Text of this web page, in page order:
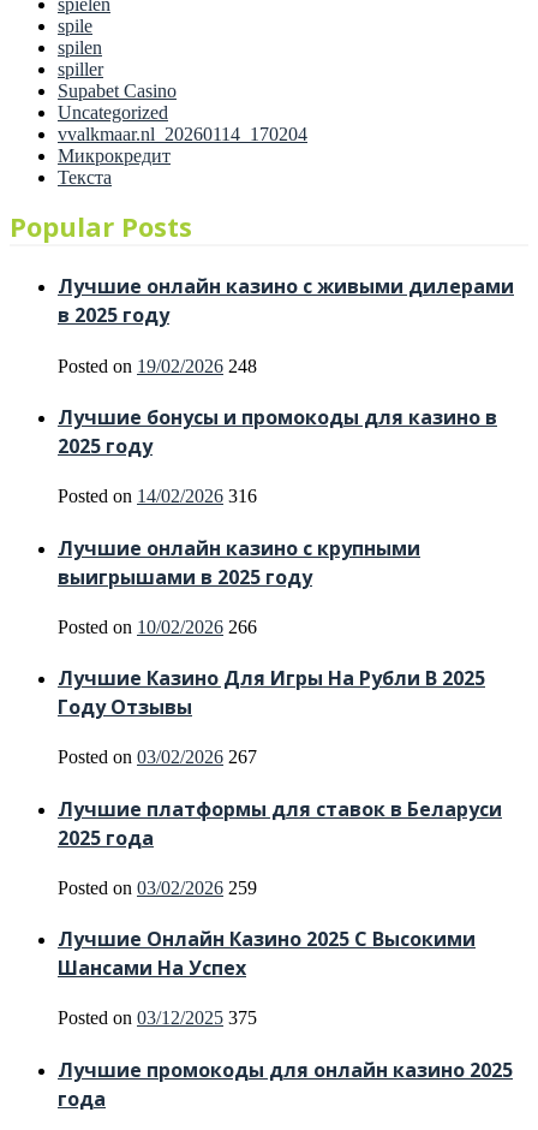
spielen
spile
spilen
spiller
Supabet Casino
Uncategorized
vvalkmaar.nl_20260114_170204
Микрокредит
Текста
Popular Posts
Лучшие онлайн казино с живыми дилерами
в 2025 году
Posted on 19/02/2026 248
Лучшие бонусы и промокоды для казино в
2025 году
Posted on 14/02/2026 316
Лучшие онлайн казино с крупными
выигрышами в 2025 году
Posted on 10/02/2026 266
Лучшие Казино Для Игры На Рубли В 2025
Году Отзывы
Posted on 03/02/2026 267
Лучшие платформы для ставок в Беларуси
2025 года
Posted on 03/02/2026 259
Лучшие Онлайн Казино 2025 С Высокими
Шансами На Успех
Posted on 03/12/2025 375
Лучшие промокоды для онлайн казино 2025
года